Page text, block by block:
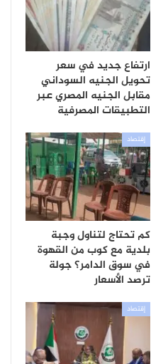
ارتفاع جديد في سعر
تحويل الجنيه السوداني
مقابل الجنيه المصري عبر
التطبيقات المصرفية
إقتصاد
كم تحتاج لتناول وجبة
بلدية مع كوب من القهوة
في سوق الدامر؟ جولة
ترصد الأسعار
إقتصاد